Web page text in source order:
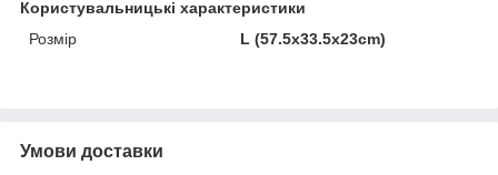
Користувальницькі характеристики
Розмір
L (57.5x33.5x23cm)
Умови доставки